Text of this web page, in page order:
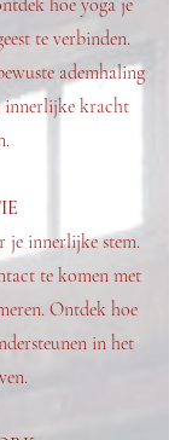
te verbinden.
ademhaling
innerlijke kracht
je innerlijke stem.
te komen met
Ontdek hoe
in het